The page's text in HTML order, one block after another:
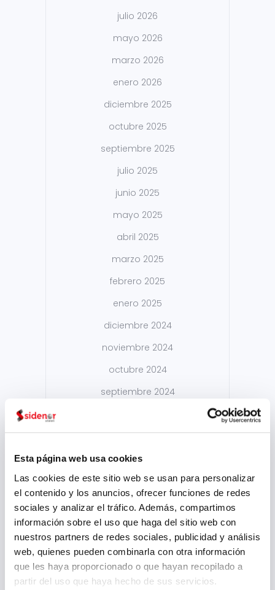
Esta página web usa cookies
Las cookies de este sitio web se usan para personalizar
el contenido y los anuncios, ofrecer funciones de redes
sociales y analizar el tráfico. Además, compartimos
información sobre el uso que haga del sitio web con
nuestros partners de redes sociales, publicidad y análisis
web, quienes pueden combinarla con otra información
que les haya proporcionado o que hayan recopilado a
partir del uso que haya hecho de sus servicios.
julio 2026
mayo 2026
marzo 2026
enero 2026
diciembre 2025
octubre 2025
septiembre 2025
julio 2025
junio 2025
mayo 2025
abril 2025
marzo 2025
febrero 2025
enero 2025
diciembre 2024
noviembre 2024
octubre 2024
septiembre 2024
julio 2024
mayo 2024
abril 2024
marzo 2024
febrero 2024
enero 2024
noviembre 2023